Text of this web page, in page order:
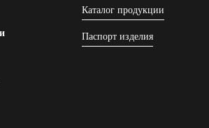
Каталог продукции
Паспорт изделия